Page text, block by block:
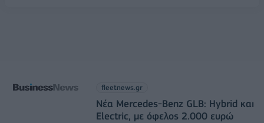
fleetnews.gr
Νέα Mercedes-Benz GLB: Hybrid και
Electric, με όφελος 2.000 ευρώ